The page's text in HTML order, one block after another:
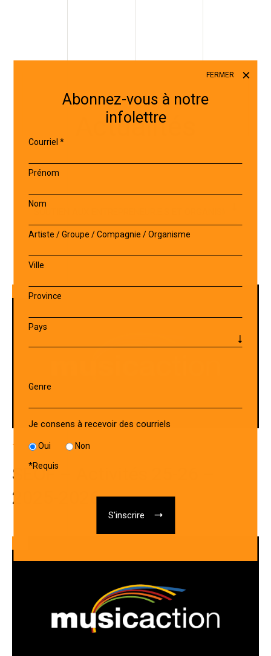
Actualités
13 JANVIER 2026
SEOF – Activités 25-26 –
2025-2026
FERMER
Abonnez-vous à notre
infolettre
Courriel*
Prénom
Nom
Artiste / Groupe / Compagnie / Organisme
Ville
Province
Pays
Genre
Je consens à recevoir des courriels
Oui Non
*Requis